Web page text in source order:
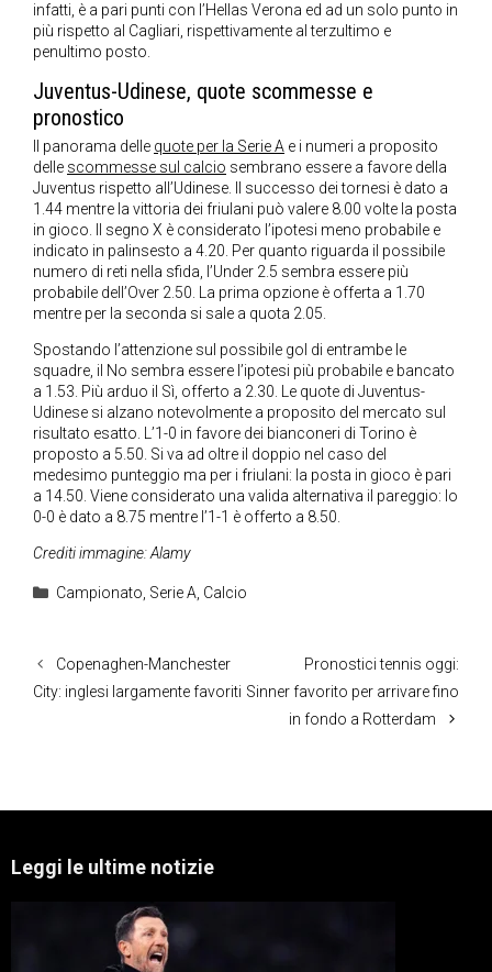
infatti, è a pari punti con l’Hellas Verona ed ad un solo punto in
più rispetto al Cagliari, rispettivamente al terzultimo e
penultimo posto.
Juventus-Udinese, quote scommesse e
pronostico
Il panorama delle quote per la Serie A e i numeri a proposito
delle scommesse sul calcio sembrano essere a favore della
Juventus rispetto all’Udinese. Il successo dei tornesi è dato a
1.44 mentre la vittoria dei friulani può valere 8.00 volte la posta
in gioco. Il segno X è considerato l’ipotesi meno probabile e
indicato in palinsesto a 4.20. Per quanto riguarda il possibile
numero di reti nella sfida, l’Under 2.5 sembra essere più
probabile dell’Over 2.50. La prima opzione è offerta a 1.70
mentre per la seconda si sale a quota 2.05.
Spostando l’attenzione sul possibile gol di entrambe le
squadre, il No sembra essere l’ipotesi più probabile e bancato
a 1.53. Più arduo il Sì, offerto a 2.30. Le quote di Juventus-
Udinese si alzano notevolmente a proposito del mercato sul
risultato esatto. L’1-0 in favore dei bianconeri di Torino è
proposto a 5.50. Si va ad oltre il doppio nel caso del
medesimo punteggio ma per i friulani: la posta in gioco è pari
a 14.50. Viene considerato una valida alternativa il pareggio: lo
0-0 è dato a 8.75 mentre l’1-1 è offerto a 8.50.
Crediti immagine: Alamy
Categorie
Campionato, Serie A, Calcio
Copenaghen-Manchester
City: inglesi largamente favoriti
Pronostici tennis oggi:
Sinner favorito per arrivare fino
in fondo a Rotterdam
Leggi le ultime notizie